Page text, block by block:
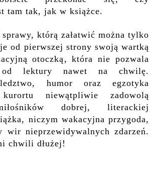
tam tak, jak w książce.
którą załatwić można tylko
od pierwszej strony swoją wartką
otoczką, która nie pozwala
lektury nawet na chwilę.
humor oraz egzotyka
kurortu niewątpliwie zadowolą
dobrej, literackiej
niczym wakacyjna przygoda,
wir nieprzewidywalnych zdarzeń.
chwili dłużej!